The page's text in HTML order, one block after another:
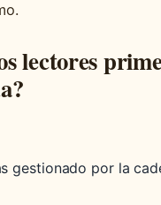
lectores
gestionado por la